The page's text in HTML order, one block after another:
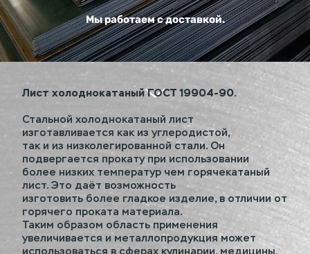
Мы работаем с доставкой.
Лист холоднокатаный ГОСТ 19904-90.
Стальной холоднокатаный лист
изготавливается как из углеродистой,
так и из низколегированной стали. Он
подвергается прокату при использовании
более низких температур чем горячекатаный
лист. Это даёт возможность
изготовить более гладкое изделие, в отличии от
горячего проката материала.
Таким образом область применения
увеличивается и металлопродукция может
использоваться в сферах кулинарии, медицины,